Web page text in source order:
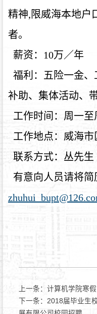
精神,限威海本地户
者。
薪资：10万／年
福利：五险一金
补助、集体活动、
工作时间：周一至
工作地点：威海市
联系方式：丛先生
有意向人员请将简
上一条： 计算机学院寒
下一条： 2018届毕业生